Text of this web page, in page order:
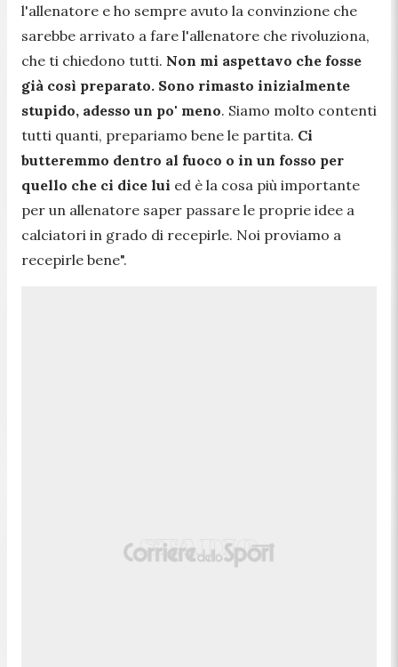
l'allenatore e ho sempre avuto la convinzione che
sarebbe arrivato a fare l'allenatore che rivoluziona,
che ti chiedono tutti. Non mi aspettavo che fosse
già così preparato. Sono rimasto inizialmente
stupido, adesso un po' meno. Siamo molto contenti
tutti quanti, prepariamo bene le partita. Ci
butteremmo dentro al fuoco o in un fosso per
quello che ci dice lui ed è la cosa più importante
per un allenatore saper passare le proprie idee a
calciatori in grado di recepirle. Noi proviamo a
recepirle bene".